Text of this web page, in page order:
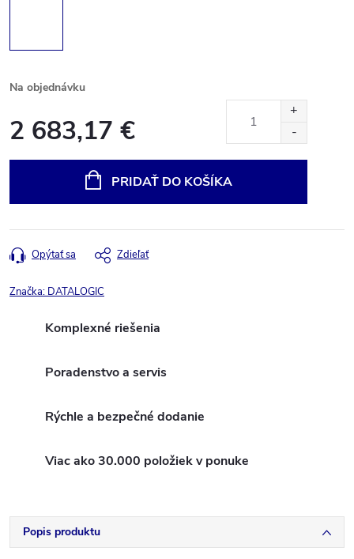
Na objednávku
2 683,17 €
PRIDAŤ DO KOŠÍKA
Opýtať sa Zdieľať
Značka: DATALOGIC
Komplexné riešenia
Poradenstvo a servis
Rýchle a bezpečné dodanie
Viac ako 30.000 položiek v ponuke
Popis produktu